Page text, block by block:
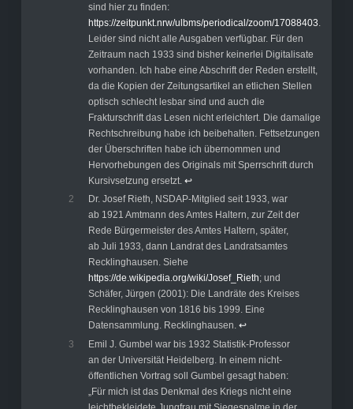
sind hier zu finden:
https://zeitpunkt.nrw/ulbms/periodical/zoom/17088403
Leider sind nicht alle Ausgaben verfügbar. Für den
Zeitraum nach 1933 sind bisher keinerlei Digitalisate
vorhanden. Ich habe eine Abschrift der Reden erstellt,
da die Kopien der Zeitungsartikel an etlichen Stellen
optisch schlecht lesbar sind und auch die
Frakturschrift das Lesen nicht erleichtert. Die damalige
Rechtschreibung habe ich beibehalten. Fettsetzungen
der Überschriften habe ich übernommen und
Hervorhebungen des Originals mit Sperrschrift durch
Kursivsetzung ersetzt. ↩︎
2
Dr. Josef Rieth, NSDAP-Mitglied seit 1933, war
ab 1921 Amtmann des Amtes Haltern, zur Zeit der
Rede Bürgermeister des Amtes Haltern, später,
ab Juli 1933, dann Landrat des Landratsamtes
Recklinghausen. Siehe
https://de.wikipedia.org/wiki/Josef_Rieth; und
Schäfer, Jürgen (2001): Die Landräte des Kreises
Recklinghausen von 1816 bis 1999. Eine
Datensammlung. Recklinghausen. ↩︎
3
Emil J. Gumbel war bis 1932 Statistik-Professor
an der Universität Heidelberg. In einem nicht-
öffentlichen Vortrag soll Gumbel gesagt haben:
„Für mich ist das Denkmal des Kriegs nicht eine